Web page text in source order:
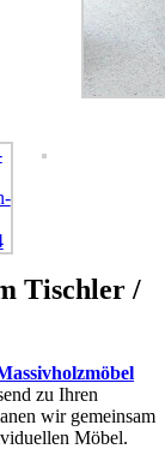
Tischler /
zu Ihren
wir gemeinsam
Möbel.